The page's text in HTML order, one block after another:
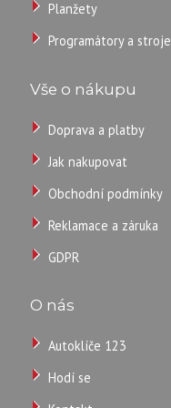
3
výklopný.
Více
informací
níže.
420
/
ks
Planžety
Programátory a stroje
Vše o nákupu
Doprava a platby
Jak nakupovat
Obchodní podmínky
Reklamace a záruka
GDPR
O nás
Autoklíče 123
Hodí se